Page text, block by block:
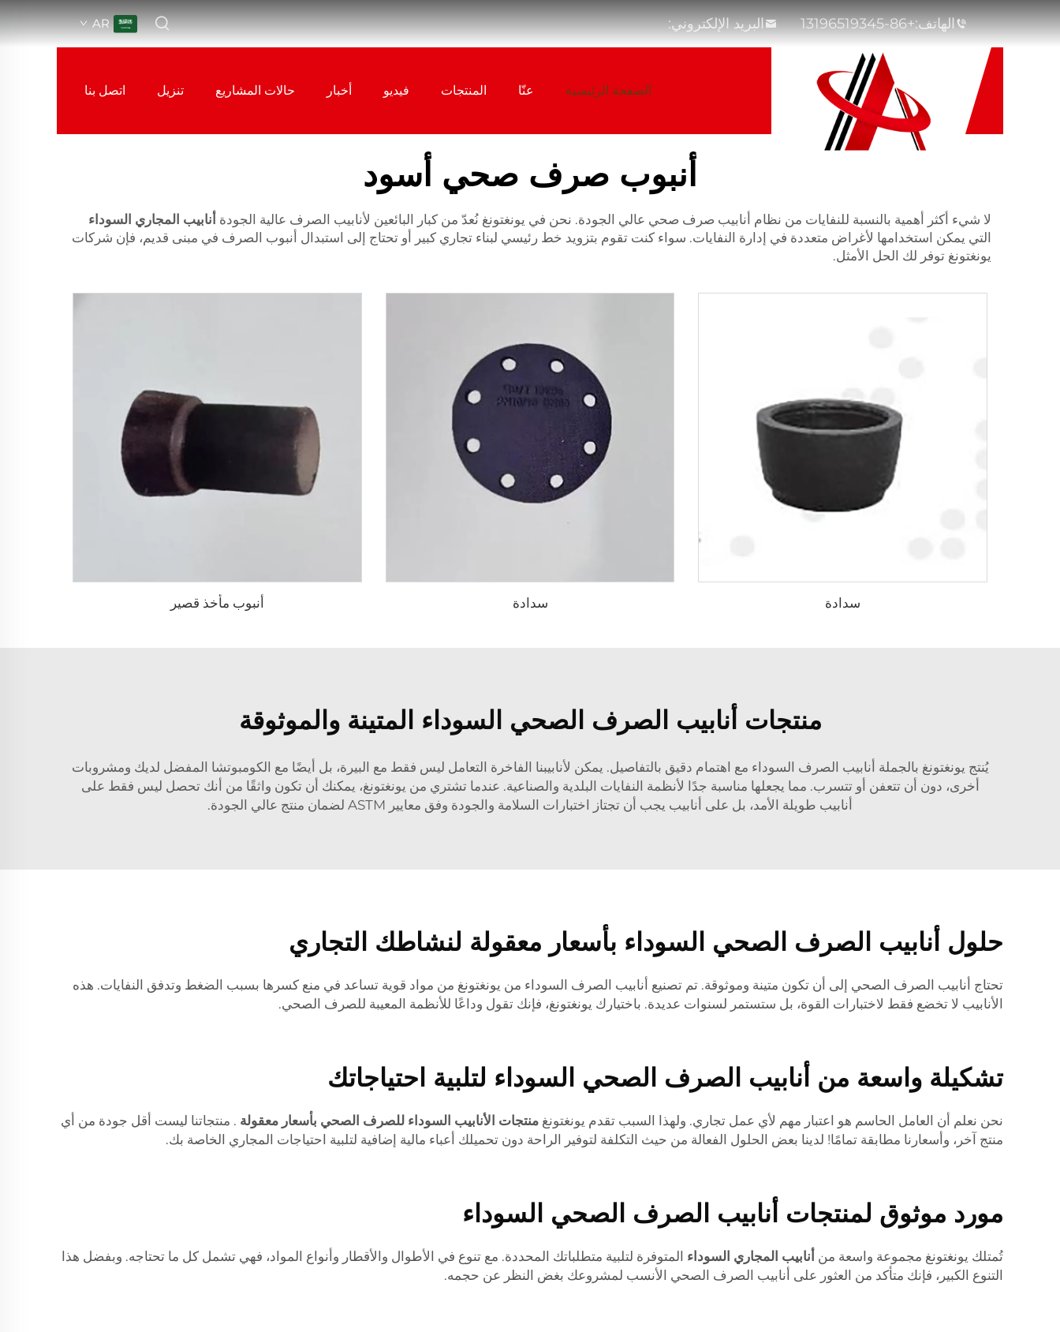
الهاتف:+86-13196519345 البريد الإلكتروني: AR
الصفحة الرئيسية عنّا المنتجات فيديو أخبار حالات المشاريع تنزيل اتصل بنا
أنبوب صرف صحي أسود
لا شيء أكثر أهمية بالنسبة للنفايات من نظام أنابيب صرف صحي عالي الجودة. نحن في يونغتونغ نُعدّ من كبار البائعين لأنابيب الصرف عالية الجودة أنابيب المجاري السوداء
التي يمكن استخدامها لأغراض متعددة في إدارة النفايات. سواء كنت تقوم بتزويد خط رئيسي لبناء تجاري كبير أو تحتاج إلى استبدال أنبوب الصرف في مبنى قديم، فإن شركات
يونغتونغ توفر لك الحل الأمثل.
سدادة سدادة أنبوب مأخذ قصير
منتجات أنابيب الصرف الصحي السوداء المتينة والموثوقة
يُنتج يونغتونغ بالجملة أنابيب الصرف السوداء مع اهتمام دقيق بالتفاصيل. يمكن لأنابيبنا الفاخرة التعامل ليس فقط مع البيرة، بل أيضًا مع الكومبوتشا المفضل لديك ومشروبات
أخرى، دون أن تتعفن أو تتسرب. مما يجعلها مناسبة جدًا لأنظمة النفايات البلدية والصناعية. عندما تشتري من يونغتونغ، يمكنك أن تكون واثقًا من أنك تحصل ليس فقط على
أنابيب طويلة الأمد، بل على أنابيب يجب أن تجتاز اختبارات السلامة والجودة وفق معايير ASTM لضمان منتج عالي الجودة.
حلول أنابيب الصرف الصحي السوداء بأسعار معقولة لنشاطك التجاري
تحتاج أنابيب الصرف الصحي إلى أن تكون متينة وموثوقة. تم تصنيع أنابيب الصرف السوداء من يونغتونغ من مواد قوية تساعد في منع كسرها بسبب الضغط وتدفق النفايات. هذه
الأنابيب لا تخضع فقط لاختبارات القوة، بل ستستمر لسنوات عديدة. باختيارك يونغتونغ، فإنك تقول وداعًا للأنظمة المعيبة للصرف الصحي.
تشكيلة واسعة من أنابيب الصرف الصحي السوداء لتلبية احتياجاتك
نحن نعلم أن العامل الحاسم هو اعتبار مهم لأي عمل تجاري. ولهذا السبب تقدم يونغتونغ منتجات الأنابيب السوداء للصرف الصحي بأسعار معقولة . منتجاتنا ليست أقل جودة من أي
منتج آخر، وأسعارنا مطابقة تمامًا! لدينا بعض الحلول الفعالة من حيث التكلفة لتوفير الراحة دون تحميلك أعباء مالية إضافية لتلبية احتياجات المجاري الخاصة بك.
مورد موثوق لمنتجات أنابيب الصرف الصحي السوداء
تُمتلك يونغتونغ مجموعة واسعة من أنابيب المجاري السوداء المتوفرة لتلبية متطلباتك المحددة. مع تنوع في الأطوال والأقطار وأنواع المواد، فهي تشمل كل ما تحتاجه. وبفضل هذا
التنوع الكبير، فإنك متأكد من العثور على أنابيب الصرف الصحي الأنسب لمشروعك بغض النظر عن حجمه.